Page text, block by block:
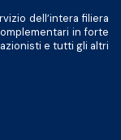
dell’intera filiera
in forte
e tutti gli altri